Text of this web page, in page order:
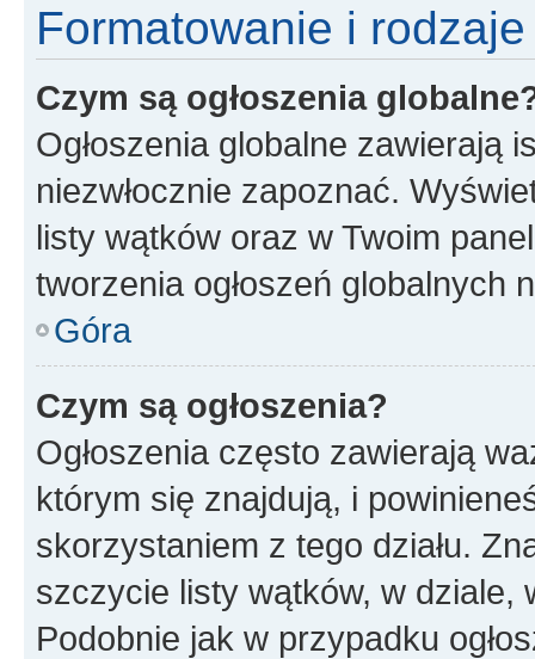
Formatowanie i
Czym są ogłoszenia
Ogłoszenia globalne zawierają
niezwłocznie zapoznać.
listy wątków oraz w Twoim
tworzenia ogłoszeń globalnych
Góra
Czym są ogłoszenia?
Ogłoszenia często zawierają
którym się znajdują, i
skorzystaniem z tego działu.
szczycie listy wątków, w dziale,
Podobnie jak w przypadku